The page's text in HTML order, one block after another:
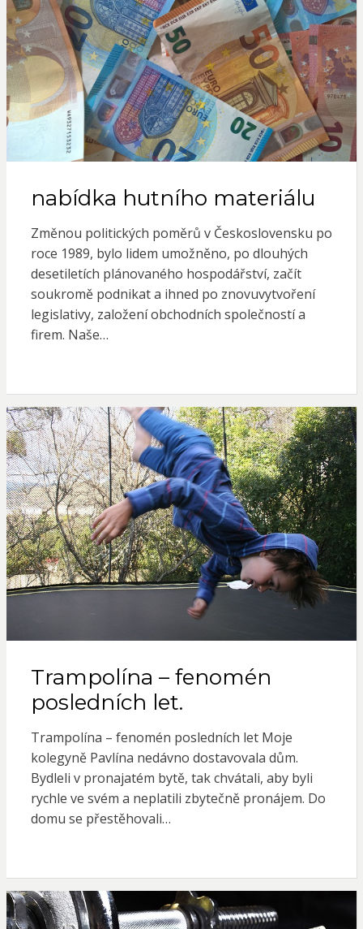
nabídka hutního materiálu
Změnou politických poměrů v Československu po
roce 1989, bylo lidem umožněno, po dlouhých
desetiletích plánovaného hospodářství, začít
soukromě podnikat a ihned po znovuvytvoření
legislativy, založení obchodních společností a
firem. Naše…
Trampolína – fenomén
posledních let.
Trampolína – fenomén posledních let Moje
kolegyně Pavlína nedávno dostavovala dům.
Bydleli v pronajatém bytě, tak chvátali, aby byli
rychle ve svém a neplatili zbytečně pronájem. Do
domu se přestěhovali…